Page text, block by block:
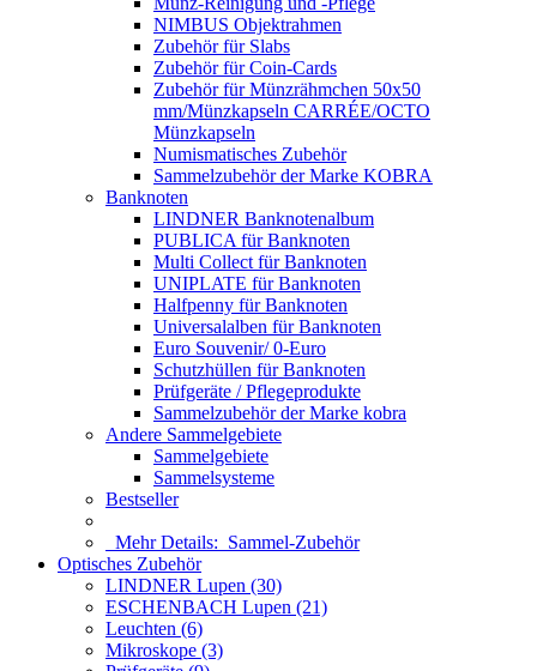
NIMBUS Objektrahmen
Zubehör für Slabs
Zubehör für Coin-Cards
Zubehör für Münzrähmchen 50x50
mm/Münzkapseln CARRÉE/OCTO
Münzkapseln
Numismatisches Zubehör
Sammelzubehör der Marke KOBRA
Banknoten
LINDNER Banknotenalbum
PUBLICA für Banknoten
Multi Collect für Banknoten
UNIPLATE für Banknoten
Halfpenny für Banknoten
Universalalben für Banknoten
Euro Souvenir/ 0-Euro
Schutzhüllen für Banknoten
Prüfgeräte / Pflegeprodukte
Sammelzubehör der Marke kobra
Andere Sammelgebiete
Sammelgebiete
Sammelsysteme
Bestseller
Mehr Details: Sammel-Zubehör
Optisches Zubehör
LINDNER Lupen (30)
ESCHENBACH Lupen (21)
Leuchten (6)
Mikroskope (3)